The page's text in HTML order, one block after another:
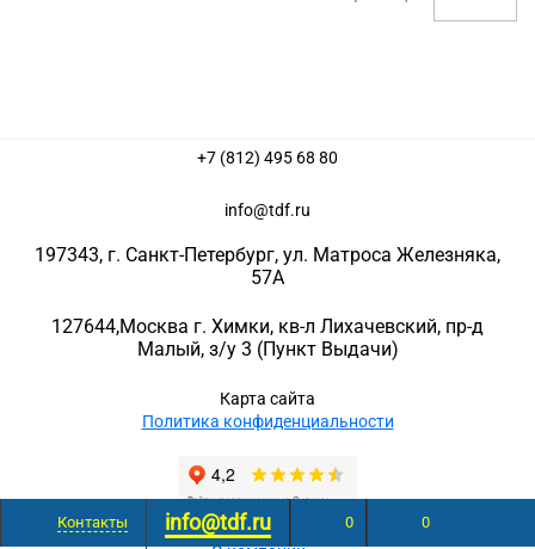
Контакты info@tdf.ru 0 0
+7 (812) 495 68 80
info@tdf.ru
197343, г. Санкт-Петербург, ул. Матроса Железняка,
57A
127644,Москва г. Химки, кв-л Лихачевский, пр-д
Малый, з/у 3 (Пункт Выдачи)
Карта сайта
Политика конфиденциальности